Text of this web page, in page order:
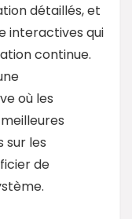
détaillés, et
interactives qui
continue.
où les
sur les
de